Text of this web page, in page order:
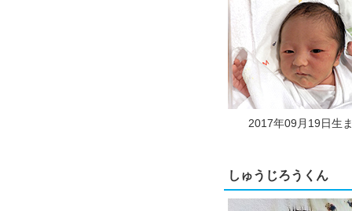
2017年09月19日生
しゅうじろうくん